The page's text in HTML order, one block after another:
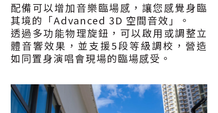
配備可以增加音樂臨場感，讓您感覺身臨
其境的「Advanced 3D 空間音效」。
透過多功能物理旋鈕，可以啟用或調整立
體音響效果，並支援5段等級調校，營造
如同置身演唱會現場的臨場感受。